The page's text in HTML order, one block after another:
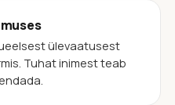
ülevaatusest
Tuhat inimest teab